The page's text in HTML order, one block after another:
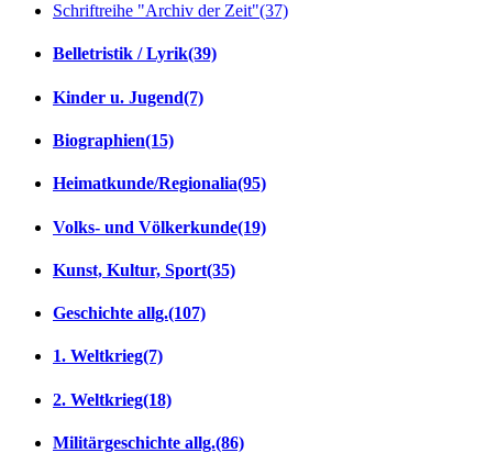
Schriftreihe "Archiv der Zeit"(37)
Belletristik / Lyrik(39)
Kinder u. Jugend(7)
Biographien(15)
Heimatkunde/Regionalia(95)
Volks- und Völkerkunde(19)
Kunst, Kultur, Sport(35)
Geschichte allg.(107)
1. Weltkrieg(7)
2. Weltkrieg(18)
Militärgeschichte allg.(86)